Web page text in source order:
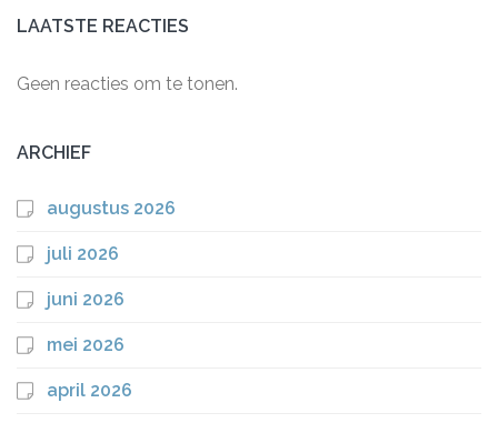
LAATSTE REACTIES
Geen reacties om te tonen.
ARCHIEF
augustus 2026
juli 2026
juni 2026
mei 2026
april 2026